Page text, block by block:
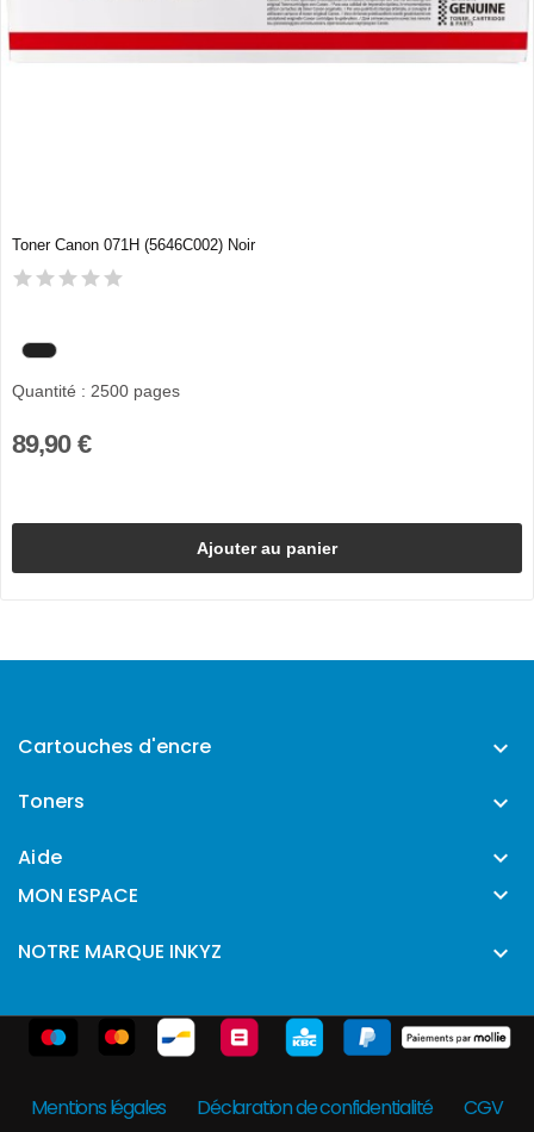
Toner Canon 071H (5646C002) Noir
Quantité : 2500 pages
89,90 €
Ajouter au panier
Cartouches d'encre 
Toners 
Aide 
MON ESPACE 
NOTRE MARQUE INKYZ 
Mentions légales Déclaration de confidentialité CGV